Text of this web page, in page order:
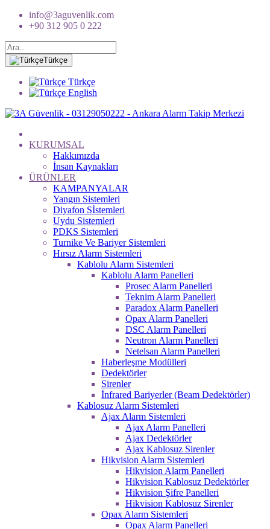
info@3aguvenlik.com
+90 312 905 0 222
Türkçe
Türkçe
English
KURUMSAL
Hakkımızda
İnsan Kaynakları
ÜRÜNLER
KAMPANYALAR
Yangın Sistemleri
Diyafon Sİstemleri
Uydu Sistemleri
PDKS Sistemleri
Turnike Ve Bariyer Sistemleri
Hırsız Alarm Sistemleri
Kablolu Alarm Sistemleri
Kablolu Alarm Panelleri
Prosec Alarm Panelleri
Teknim Alarm Panelleri
Paradox Alarm Panelleri
Opax Alarm Panelleri
DSC Alarm Panelleri
Neutron Alarm Panelleri
Netelsan Alarm Panelleri
Haberleşme Modülleri
Dedektörler
Sirenler
İnfrared Bariyerler (Beam Dedektörler)
Kablosuz Alarm Sistemleri
Ajax Alarm Sistemleri
Ajax Alarm Panelleri
Ajax Dedektörler
Ajax Kablosuz Sirenler
Hikvision Alarm Sistemleri
Hikvision Alarm Panelleri
Hikvision Kablosuz Dedektörler
Hikvision Şifre Panelleri
Hikvision Kablosuz Sirenler
Opax Alarm Sistemleri
Opax Alarm Panelleri